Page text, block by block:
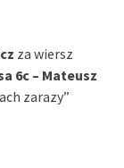
za wiersz
6c – Mateusz
zarazy”